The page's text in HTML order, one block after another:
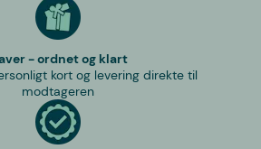
- ordnet og klart
kort og levering direkte til
modtageren